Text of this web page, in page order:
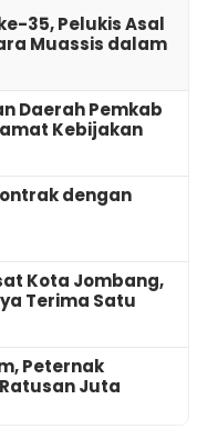
35, Pelukis Asal
Muassis dalam
Daerah Pemkab
Kebijakan
dengan
Kota Jombang,
Terima Satu
Peternak
Juta